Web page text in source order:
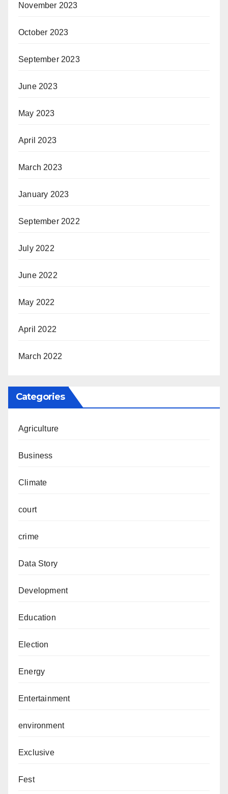
November 2023
October 2023
September 2023
June 2023
May 2023
April 2023
March 2023
January 2023
September 2022
July 2022
June 2022
May 2022
April 2022
March 2022
Categories
Agriculture
Business
Climate
court
crime
Data Story
Development
Education
Election
Energy
Entertainment
environment
Exclusive
Fest